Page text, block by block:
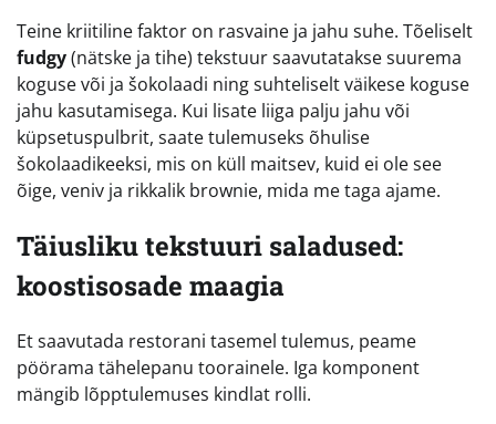
Teine kriitiline faktor on rasvaine ja jahu suhe. Tõeliselt
fudgy(nätske ja tihe) tekstuur saavutatakse suurema
koguse või ja šokolaadi ning suhteliselt väikese koguse
jahu kasutamisega. Kui lisate liiga palju jahu või
küpsetuspulbrit, saate tulemuseks õhulise
šokolaadikeeksi, mis on küll maitsev, kuid ei ole see
õige, veniv ja rikkalik brownie, mida me taga ajame.
Täiusliku tekstuuri saladused:
koostisosade maagia
Et saavutada restorani tasemel tulemus, peame
pöörama tähelepanu toorainele. Iga komponent
mängib lõpptulemuses kindlat rolli.